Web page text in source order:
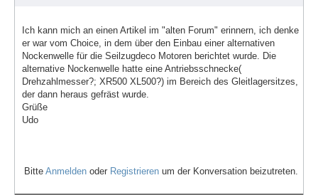
Ich kann mich an einen Artikel im "alten Forum" erinnern, ich denke
er war vom Choice, in dem über den Einbau einer alternativen
Nockenwelle für die Seilzugdeco Motoren berichtet wurde. Die
alternative Nockenwelle hatte eine Antriebsschnecke(
Drehzahlmesser?; XR500 XL500?) im Bereich des Gleitlagersitzes,
der dann heraus gefräst wurde.
Grüße
Udo
Bitte Anmelden oder Registrieren um der Konversation beizutreten.